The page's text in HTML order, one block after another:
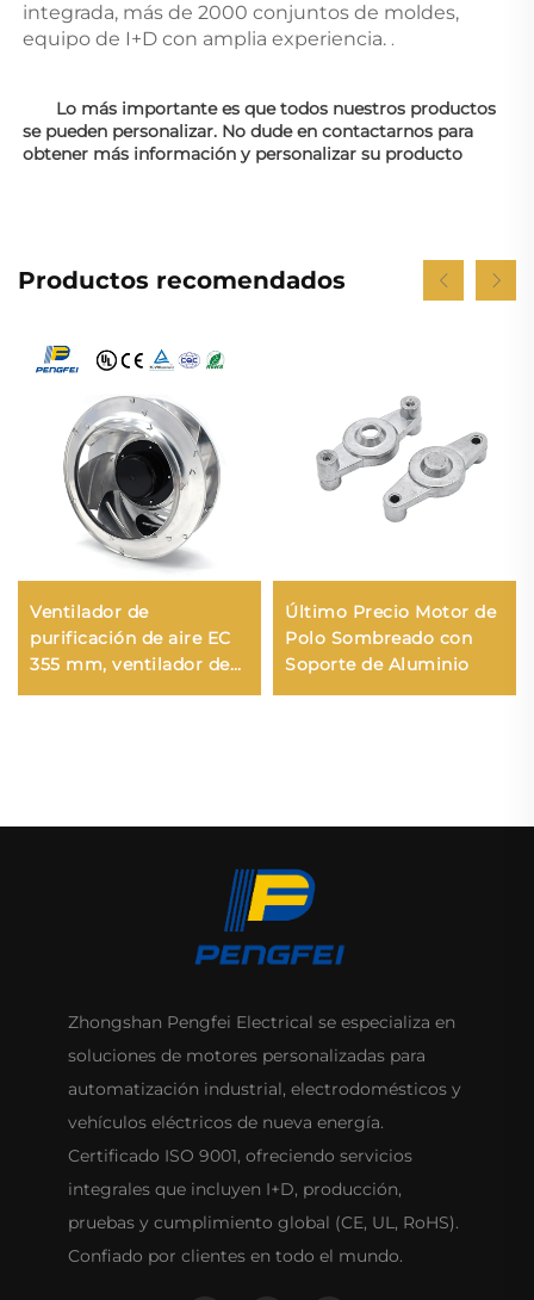
integrada, más de 2000 conjuntos de moldes,
equipo de I+D con amplia experiencia. .
Lo más importante es que todos nuestros productos
se pueden personalizar. No dude en contactarnos para
obtener más información y personalizar su producto
Productos recomendados
Ventilador de
purificación de aire EC
355 mm, ventilador de
ventilación de suelo,
Último Precio Motor de
Polo Sombreado con
Soporte de Aluminio
Zhongshan Pengfei Electrical se especializa en
soluciones de motores personalizadas para
automatización industrial, electrodomésticos y
vehículos eléctricos de nueva energía.
Certificado ISO 9001, ofreciendo servicios
integrales que incluyen I+D, producción,
pruebas y cumplimiento global (CE, UL, RoHS).
Confiado por clientes en todo el mundo.